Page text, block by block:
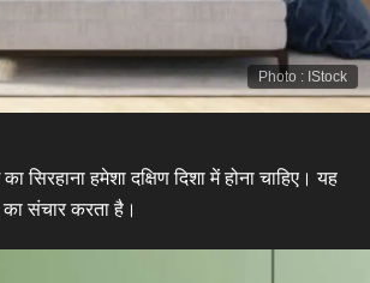
Photo : IStock
सिरहाना हमेशा दक्षिण दिशा में होना चाहिए। यह
संचार करता है।